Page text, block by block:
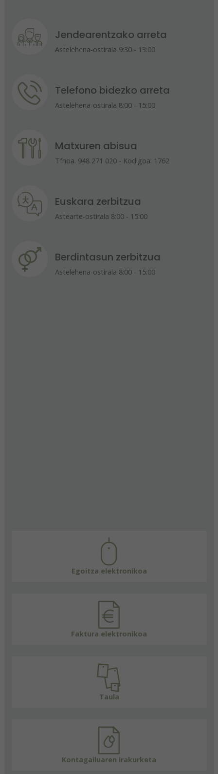
Jendearentzako arreta
Astelehena-ostirala 9:30 - 13:00
Telefono bidezko arreta
Astelehena-ostirala 8:00 - 15:00
Matxuren abisua
Tfnoa. 948 271 020 - Kodigoa: 1762
Euskara zerbitzua
Astearte-ostirala 8:00 - 15:00
Berdintasun zerbitzua
Astelehena-ostirala 8:00 - 15:00
Egoitza elektronikoa
Faktura elektronikoa
Taula
Kontagailuaren irakurketa